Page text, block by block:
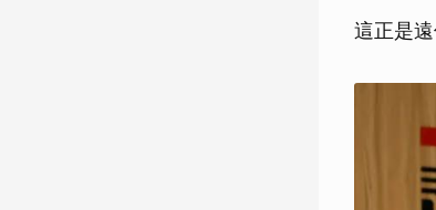
這正是